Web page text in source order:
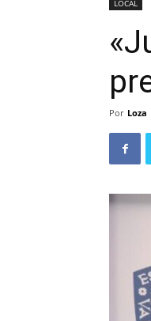
LOCAL
Por Loza